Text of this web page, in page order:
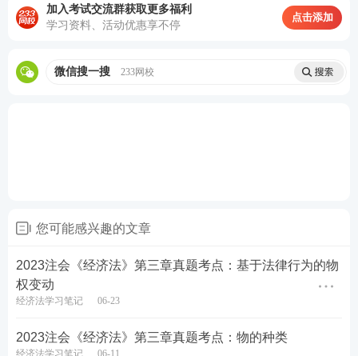
张优先购买且协商不成时，按照转让时各自份额比例
行使优先购买权。
(5)其他按份共有人以优先购买权受到侵害为由，仅请
2、管理费用：约定→共同负担
3、共有物分割：原则上禁止分割，共有基础丧失或重
大理由需要分割时可以分割。原共有人出卖自己分得
的财产时，如果该财产与其他原共有人分得的财产属
于一个整体或者配套使用，其他原共有人享有优先购
买权。
加入考试交流群获取更多福利
学习资料、活动优惠享不停
点击添加
微信搜一搜 233网校
您可能感兴趣的文章
2023注会《经济法》第三章真题考点：基于法律行为的物
权变动
经济法学习笔记 06-23
2023注会《经济法》第三章真题考点：物的种类